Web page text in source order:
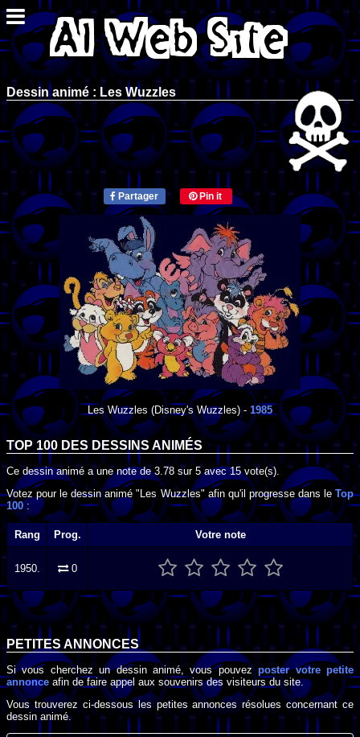
Dessin animé : Les Wuzzles
Partager Pin it
Les Wuzzles (Disney's Wuzzles) - 1985
TOP 100 DES DESSINS ANIMÉS
Ce dessin animé a une note de3.78 sur 5avec15vote(s).
Votez pour le dessin animé "Les Wuzzles" afin qu'il progresse dans le Top
100 :
Rang Prog. Votre note
1950. 0
PETITES ANNONCES
Si vous cherchez un dessin animé, vous pouvez poster votre petite
annonce afin de faire appel aux souvenirs des visiteurs du site.
Vous trouverez ci-dessous les petites annonces résolues concernant ce
dessin animé.